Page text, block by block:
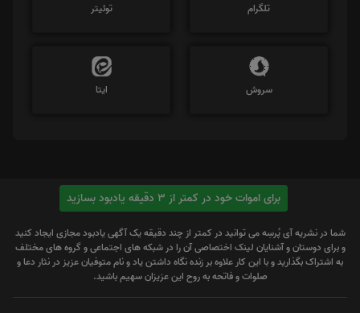
تلگرام توئیتر
سروش ایتا
برای اموات خود در کمتر از 3 دقیقه یادبود بسازید
شما در نشریه آی پُرسِه می توانید در کمتر از چند دقیقه یک آگهی یادبود مجازی ایجاد کنید
و برای دوستان و آشنایان لینک اختصاصی آن را در شبکه های اجتماعی و گروه های مختلف
به اشتراک بگذارید و با این کار علاوه بر زنده نگاه داشتن یاد و نام متوفیان عزیز در نثار دعا و
صلوات و فاتحه به روح این عزیزان سهیم باشید.